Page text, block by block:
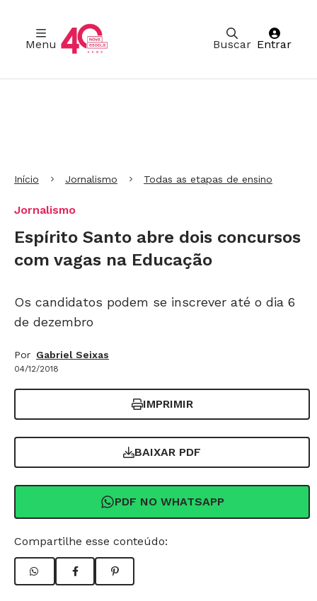
Buscar
Menu Entrar
Início Jornalismo Todas as etapas de ensino
Jornalismo
Espírito Santo abre dois concursos
com vagas na Educação
Os candidatos podem se inscrever até o dia 6
de dezembro
Por Gabriel Seixas
04/12/2018
IMPRIMIR
BAIXAR PDF
PDF NO WHATSAPP
Compartilhe esse conteúdo: